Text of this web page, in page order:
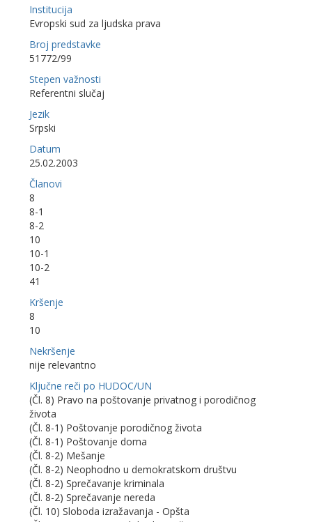
Institucija
Evropski sud za ljudska prava
Broj predstavke
51772/99
Stepen važnosti
Referentni slučaj
Jezik
Srpski
Datum
25.02.2003
Članovi
8
8-1
8-2
10
10-1
10-2
41
Kršenje
8
10
Nekršenje
nije relevantno
Ključne reči po HUDOC/UN
(Čl. 8) Pravo na poštovanje privatnog i porodičnog
života
(Čl. 8-1) Poštovanje porodičnog života
(Čl. 8-1) Poštovanje doma
(Čl. 8-2) Mešanje
(Čl. 8-2) Neophodno u demokratskom društvu
(Čl. 8-2) Sprečavanje kriminala
(Čl. 8-2) Sprečavanje nereda
(Čl. 10) Sloboda izražavanja - Opšta